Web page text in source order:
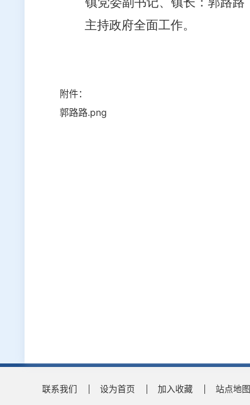
主持政府全面工作。
附件：
郭路路.png
联系我们 设为首页 加入收藏 站点地图